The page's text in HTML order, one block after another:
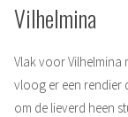
Vilhelmina
Vlak voor Vilhelmina
vloog er een rendier
om de lieverd heen